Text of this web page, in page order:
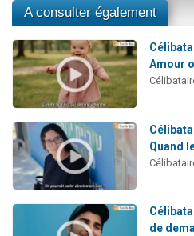
A consulter également
Amour
Quand
de